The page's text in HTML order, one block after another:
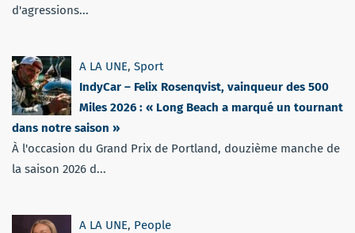
d'agressions...
A LA UNE, Sport
IndyCar – Felix Rosenqvist, vainqueur des 500
Miles 2026 : « Long Beach a marqué un tournant
dans notre saison »
À l'occasion du Grand Prix de Portland, douzième manche de
la saison 2026 d...
A LA UNE, People